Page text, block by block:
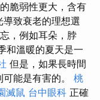
脆弱性更大，含有
致衰老的理想選
，例如耳朵，脖
和溫暖的夏天是一
但是，如果長時間
能是有害的。 桃
滅鼠 台中眼科 正確